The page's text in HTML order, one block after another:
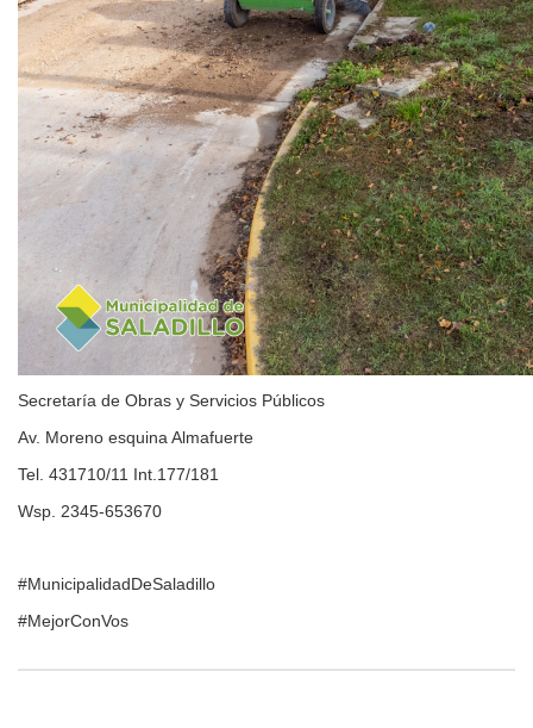
Secretaría de Obras y Servicios Públicos
Av. Moreno esquina Almafuerte
Tel. 431710/11 Int.177/181
Wsp. 2345-653670
#MunicipalidadDeSaladillo
#MejorConVos